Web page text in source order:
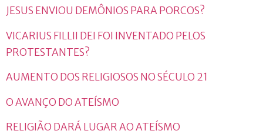
JESUS ENVIOU DEMÔNIOS PARA PORCOS?
VICARIUS FILLII DEI FOI INVENTADO PELOS
PROTESTANTES?
AUMENTO DOS RELIGIOSOS NO SÉCULO 21
O AVANÇO DO ATEÍSMO
RELIGIÃO DARÁ LUGAR AO ATEÍSMO